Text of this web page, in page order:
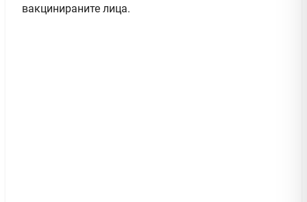
вакцинираните лица.